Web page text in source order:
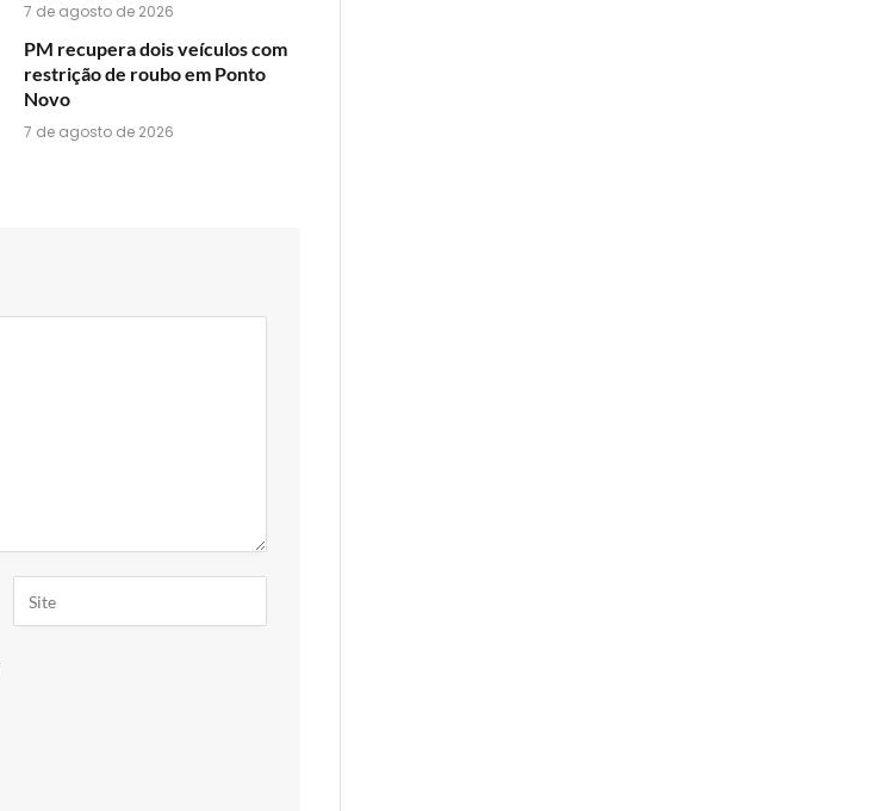
7 de agosto de 2026
PM recupera dois veículos com
restrição de roubo em Ponto
Novo
7 de agosto de 2026